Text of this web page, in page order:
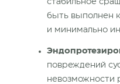
стабильное
быть выполнен
и минимально
повреждений
невозможности